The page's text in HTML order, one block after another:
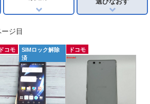
ジ目
ドコモ
SIMロック解除
済
ドコモ